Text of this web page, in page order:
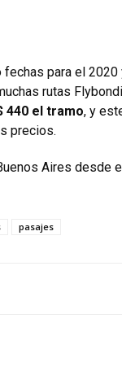
para el 2020
rutas
440 el tramo, y
precios.
Aires desde
pasajes